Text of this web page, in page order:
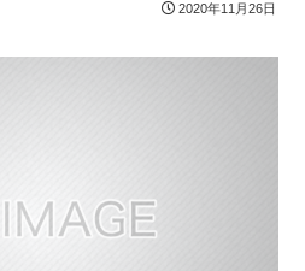
2020年11月26日